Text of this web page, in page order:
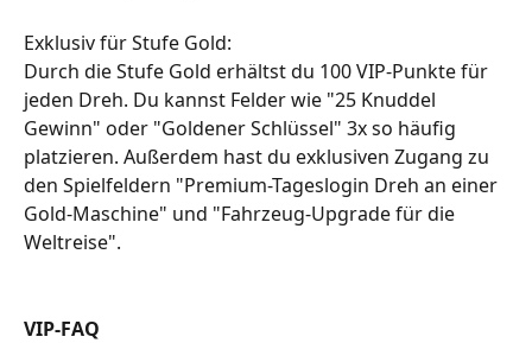
Exklusiv für Stufe Gold:
Durch die Stufe Gold erhältst du 100 VIP-Punkte für
jeden Dreh. Du kannst Felder wie "25 Knuddel
Gewinn" oder "Goldener Schlüssel" 3x so häufig
platzieren. Außerdem hast du exklusiven Zugang zu
den Spielfeldern "Premium-Tageslogin Dreh an einer
Gold-Maschine" und "Fahrzeug-Upgrade für die
Weltreise".
VIP-FAQ